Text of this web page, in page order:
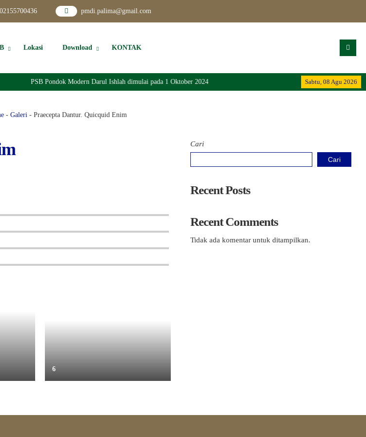
02155700436 pmdi.palima@gmail.com
Lokasi Download KONTAK
Sabtu, 08 Agu 2026
PSB Pondok Modern Darul Ishlah dimulai pada 1 Oktober 2024
- Galeri- Praecepta Dantur. Quicquid Enim
6
Cari
Cari
Recent Posts
Recent Comments
Tidak ada komentar untuk ditampilkan.